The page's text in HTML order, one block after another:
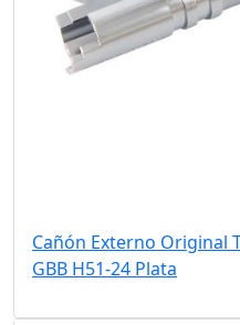
Cañón Externo Original
GBB H51-24 Plata